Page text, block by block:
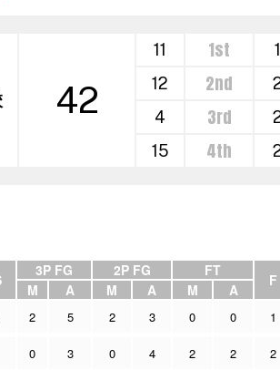
42
11 1st
12 2nd
4
3rd
15
4th
3P FG 2P FG FT
F
M A M A M A
2 5 2 3 0 0 1
0 3 0 4 2 2 2